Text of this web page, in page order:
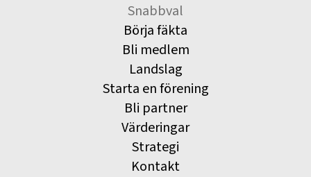
Snabbval
Börja fäkta
Bli medlem
Landslag
Starta en förening
Bli partner
Värderingar
Strategi
Kontakt